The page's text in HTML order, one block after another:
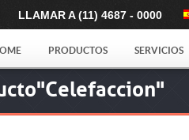
LLAMAR A (11) 4687 - 0000
PRODUCTOS SERVICIOS